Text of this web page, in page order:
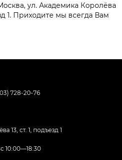
ул. Академика Королёва
1. Приходите мы всегда Вам
728-20-76
13, ст. 1, подъезд 1
10:00—18:30